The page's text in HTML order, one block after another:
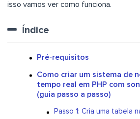
isso vamos ver como funciona.
Índice
Pré-requisitos
Como criar um sistema de
tempo real em PHP com
(guia passo a passo)
Passo 1: Cria uma tabela